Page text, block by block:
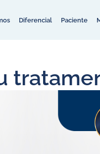
Diferencial Paciente